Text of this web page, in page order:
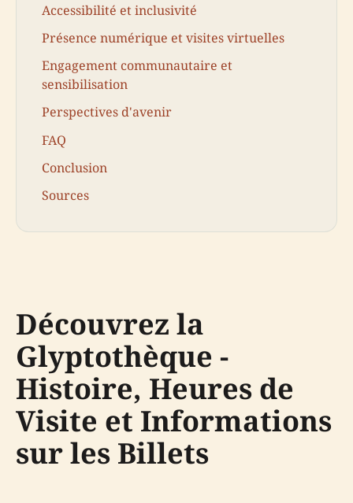
Accessibilité et inclusivité
Présence numérique et visites virtuelles
Engagement communautaire et
sensibilisation
Perspectives d'avenir
FAQ
Conclusion
Sources
Découvrez la
Glyptothèque -
Histoire, Heures de
Visite et Informations
sur les Billets